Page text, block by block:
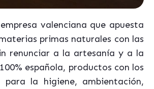
valenciana que apuesta
primas naturales con las
renunciar a la artesanía y a la
española, productos con los
para la higiene, ambientación,